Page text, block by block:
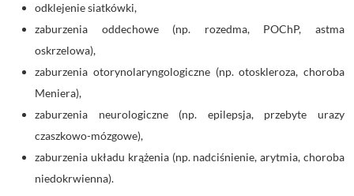
odklejenie siatkówki,
zaburzenia oddechowe (np. rozedma, POChP, astma
oskrzelowa),
zaburzenia otorynolaryngologiczne (np. otoskleroza, choroba
Meniera),
zaburzenia neurologiczne (np. epilepsja, przebyte urazy
czaszkowo-mózgowe),
zaburzenia układu krążenia (np. nadciśnienie, arytmia, choroba
niedokrwienna).